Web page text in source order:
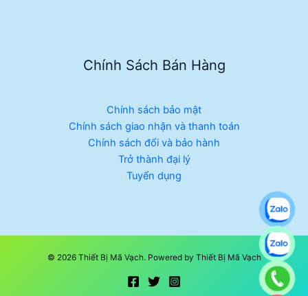
Chính Sách Bán Hàng
Chính sách bảo mật
Chính sách giao nhận và thanh toán
Chính sách đổi và bảo hành
Trở thành đại lý
Tuyển dụng
© 2026 Thiết Bị Mã Vạch. Powered by Thiết Bị Mã Vạch